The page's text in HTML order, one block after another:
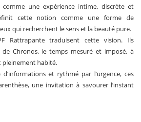
une expérience intime, discrète et
cette notion comme une forme de
qui recherchent le sens et la beauté pure.
Rattrapante traduisent cette vision. Ils
de Chronos, le temps mesuré et imposé, à
pleinement habité.
et rythmé par l’urgence, ces
une invitation à savourer l’instant